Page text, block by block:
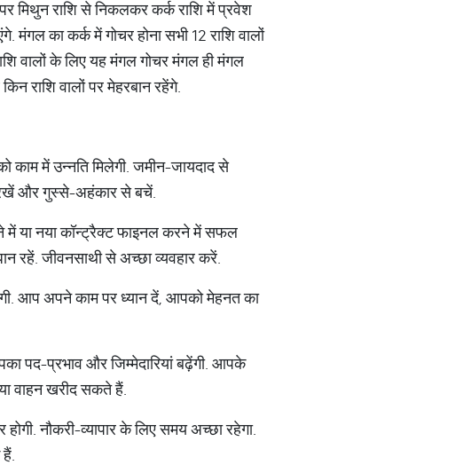
मिथुन राशि से निकलकर कर्क राशि में प्रवेश
का कर्क में गोचर होना सभी 12 राशि वालों
वालों के लिए यह मंगल गोचर मंगल ही मंगल
राशि वालों पर मेहरबान रहेंगे.
काम में उन्‍नति मिलेगी. जमीन-जायदाद से
रखें और गुस्‍से-अहंकार से बचें.
में या नया कॉन्‍ट्रैक्‍ट फाइनल करने में सफल
रहें. जीवनसाथी से अच्‍छा व्‍यवहार करें.
आप अपने काम पर ध्‍यान दें, आपको मेहनत का
पद-प्रभाव और जिम्‍मेदारियां बढ़ेंगी. आपके
वाहन खरीद सकते हैं.
नौकरी-व्‍यापार के लिए समय अच्‍छा रहेगा.